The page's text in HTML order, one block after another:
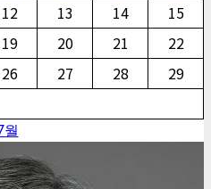
12 13 14
15
19 20 21
22
26 27 28
29
월